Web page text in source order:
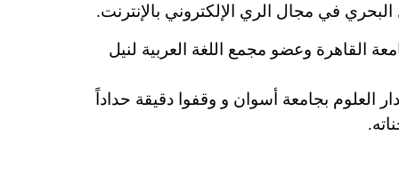
البحري في مجال الري الإلكتروني بالإنترنت.
القاهرة وعضو مجمع اللغة العربية لنيل
بجامعة أسوان و وقفوا دقيقة حداداً